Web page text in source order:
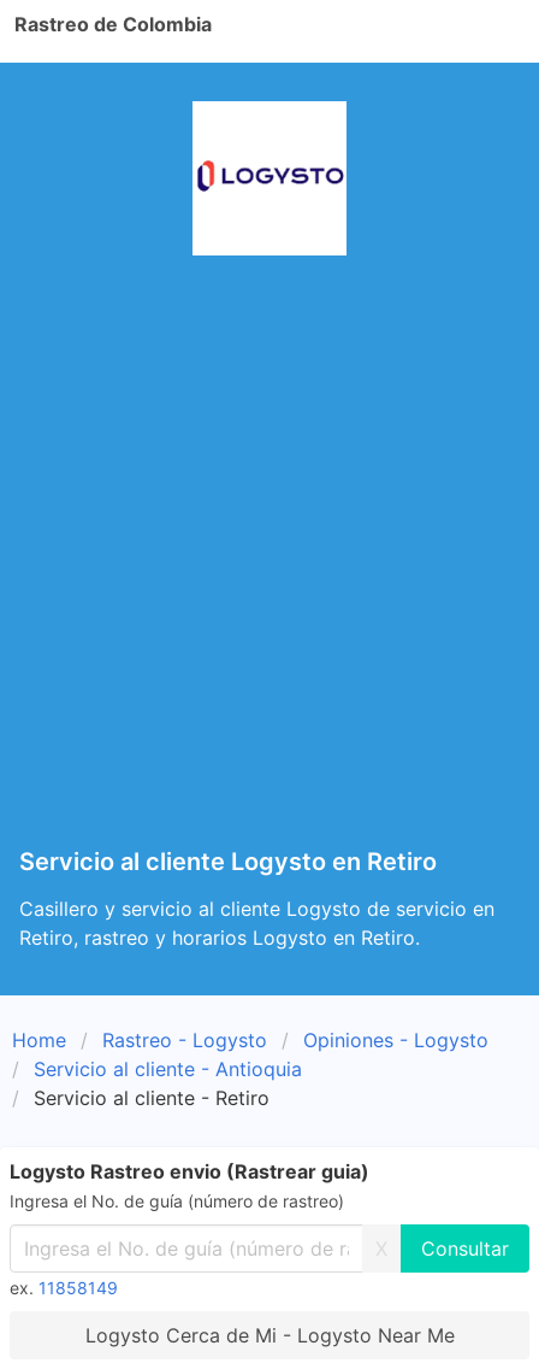
Rastreo de Colombia
Servicio al cliente Logysto en Retiro
Casillero y servicio al cliente Logysto de servicio en
Retiro, rastreo y horarios Logysto en Retiro.
Home Rastreo - Logysto
Opiniones - Logysto
Servicio al cliente - Antioquia
Servicio al cliente - Retiro
Logysto Rastreo envio (Rastrear guia)
Ingresa el No. de guía (número de rastreo)
X
ex. 11858149
Logysto Cerca de Mi - Logysto Near Me